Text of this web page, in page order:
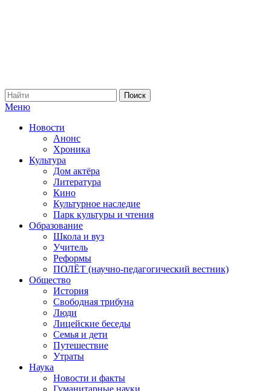
Меню
Новости
Анонс
Хроника
Культура
Дом актёра
Литература
Кино
Культурное наследие
Парк культуры и чтения
Образование
Школа и вуз
Учитель
Реформы
ПОЛЁТ (научно-педагогический вестник)
Общество
История
Свободная трибуна
Люди
Лицейские беседы
Семья и дети
Путешествие
Утраты
Наука
Новости и факты